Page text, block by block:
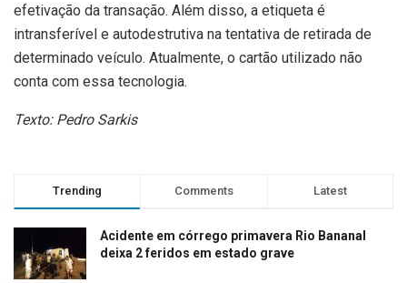
efetivação da transação. Além disso, a etiqueta é
intransferível e autodestrutiva na tentativa de retirada de
determinado veículo. Atualmente, o cartão utilizado não
conta com essa tecnologia.
Texto: Pedro Sarkis
Trending Comments Latest
Acidente em córrego primavera Rio Bananal
deixa 2 feridos em estado grave